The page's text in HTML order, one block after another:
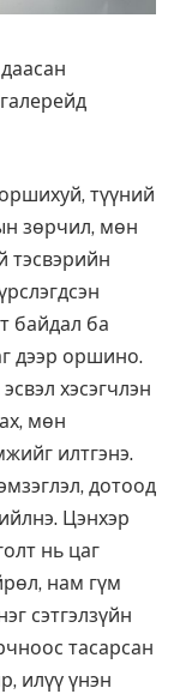
түүний
зөрчил, мөн
тэсвэрийн
байдал ба
дээр оршино.
хэсэгчлэн
мөн
илтгэнэ.
дотоод
Цэнхэр
нь цаг
нам гүм
сэтгэлзүйн
тасарсан
илүү үнэн